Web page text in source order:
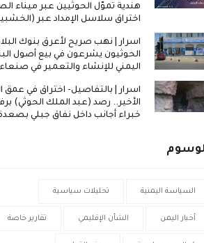
هندية تموّل الحوثيين عبر ميناء
اختراق سلاسل الإمداد عبر
اسرار | نهب صريح لأعرق بنوك
الحوثيون يشرعون في بيع أصول
اليمني للإنشاء والتعمير في صنعاء
اسرار | بالتفاصيل- اختراق في عمق
الأخير.. رصد (عبد الملك الحوثي)
خبراء أجانب داخل نفاق جبلي
السياسة اليمنية تحليلات سياسية
أخبار اليمن الشأن الإقليمي تقارير خاصة